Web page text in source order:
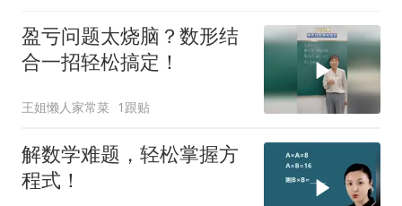
盈亏问题太烧脑？数形结
合一招轻松搞定！
王姐懒人家常菜 1跟贴
解数学难题，轻松掌握方
程式！